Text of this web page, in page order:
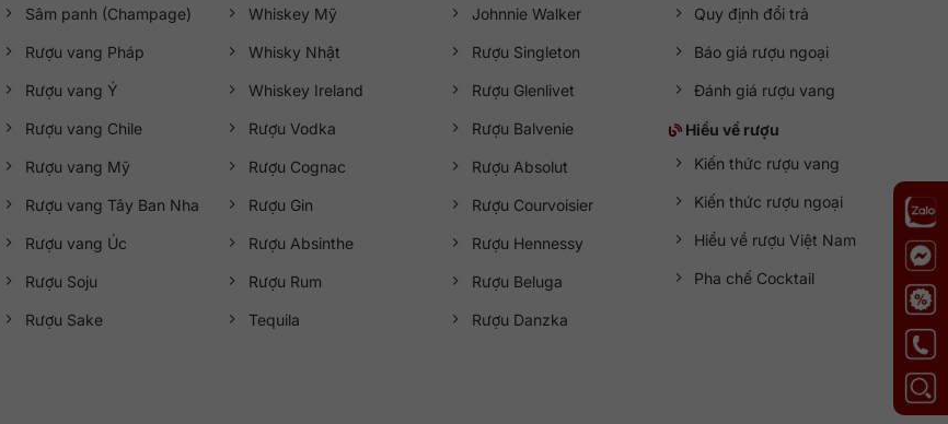
Sâm panh (Champage)
Rượu vang Pháp
Rượu vang Ý
Rượu vang Chile
Rượu vang Mỹ
Rượu vang Tây Ban Nha
Rượu vang Úc
Rượu Soju
Rượu Sake
Whiskey Mỹ
Whisky Nhật
Whiskey Ireland
Rượu Vodka
Rượu Cognac
Rượu Gin
Rượu Absinthe
Rượu Rum
Tequila
Johnnie Walker
Rượu Singleton
Rượu Glenlivet
Rượu Balvenie
Rượu Absolut
Rượu Courvoisier
Rượu Hennessy
Rượu Beluga
Rượu Danzka
Quy định đổi trả
Báo giá rượu ngoại
Đánh giá rượu vang
Hiểu về rượu
Kiến thức rượu vang
Kiến thức rượu ngoại
Hiểu về rượu Việt Nam
Pha chế Cocktail